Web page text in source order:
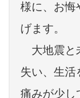
様に、お悔
げます。
大地震と
失い、生活
痛みが少し